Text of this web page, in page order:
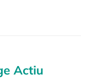
Actiu